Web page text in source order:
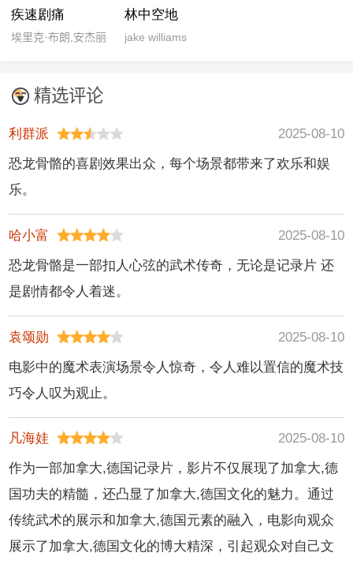
疾速剧痛
埃里克·布朗,安杰丽
斯基,陈虎,达恩·劳,戴
安娜·哈蒙斯,丹尼尔·
伯哈特,德里克·科尔
斯塔德,哈莉·贝瑞,基
努·里维斯,杰森·康斯
坦丁,科曼,劳伦斯·菲
什伯恩,马克·达卡斯
奥,斯科特·阿金斯,塔
斯
林中空地
jake williams
精选评论
利群派
2025-08-10
恐龙骨骼的喜剧效果出众，每个场景都带来了欢乐和娱
乐。
哈小富
2025-08-10
恐龙骨骼是一部扣人心弦的武术传奇，无论是记录片 还
是剧情都令人着迷。
袁颂勋
2025-08-10
电影中的魔术表演场景令人惊奇，令人难以置信的魔术技
巧令人叹为观止。
凡海娃
2025-08-10
作为一部加拿大,德国记录片，影片不仅展现了加拿大,德
国功夫的精髓，还凸显了加拿大,德国文化的魅力。通过
传统武术的展示和加拿大,德国元素的融入，电影向观众
展示了加拿大,德国文化的博大精深，引起观众对自己文